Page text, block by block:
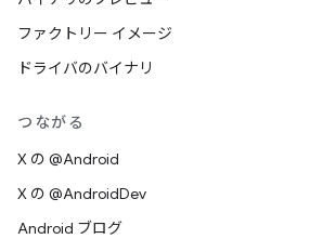
ファクトリー イメージ
ドライバのバイナリ
つながる
X の @Android
X の @AndroidDev
Android ブログ